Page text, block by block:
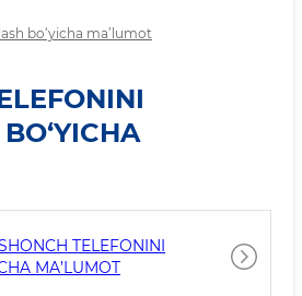
bo‘yicha ma’lumot
TELEFONINI
MA’LUMOT